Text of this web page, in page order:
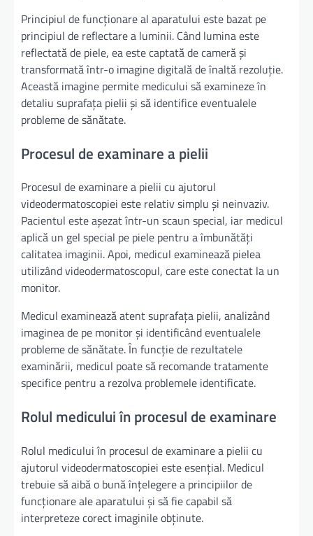
Principiul de funcționare al aparatului este bazat pe
principiul de reflectare a luminii. Când lumina este
reflectată de piele, ea este captată de cameră și
transformată într-o imagine digitală de înaltă rezoluție.
Această imagine permite medicului să examineze în
detaliu suprafața pielii și să identifice eventualele
probleme de sănătate.
Procesul de examinare a pielii
Procesul de examinare a pielii cu ajutorul
videodermatoscopiei este relativ simplu și neinvaziv.
Pacientul este așezat într-un scaun special, iar medicul
aplică un gel special pe piele pentru a îmbunătăți
calitatea imaginii. Apoi, medicul examinează pielea
utilizând videodermatoscopul, care este conectat la un
monitor.
Medicul examinează atent suprafața pielii, analizând
imaginea de pe monitor și identificând eventualele
probleme de sănătate. În funcție de rezultatele
examinării, medicul poate să recomande tratamente
specifice pentru a rezolva problemele identificate.
Rolul medicului în procesul de examinare
Rolul medicului în procesul de examinare a pielii cu
ajutorul videodermatoscopiei este esențial. Medicul
trebuie să aibă o bună înțelegere a principiilor de
funcționare ale aparatului și să fie capabil să
interpreteze corect imaginile obținute.